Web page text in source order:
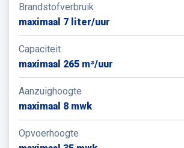
Brandstofverbruik
maximaal 7 liter/uur
Capaciteit
maximaal 265 m³/uur
Aanzuighoogte
maximaal 8 mwk
Opvoerhoogte